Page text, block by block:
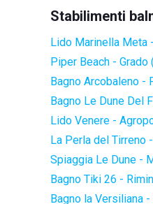
Stabilimenti
Lido Marinella Meta
Piper Beach - Grado
Bagno Arcobaleno -
Bagno Le Dune Del
Lido Venere -
La Perla del Tirreno
Spiaggia Le Dune -
Bagno Tiki 26 -
Bagno la Versiliana